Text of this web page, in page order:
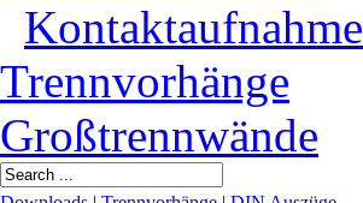
Kontaktaufnahme
Trennvorhänge
Großtrennwände